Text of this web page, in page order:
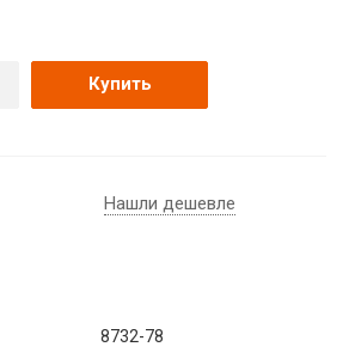
Купить
Нашли дешевле
8732-78